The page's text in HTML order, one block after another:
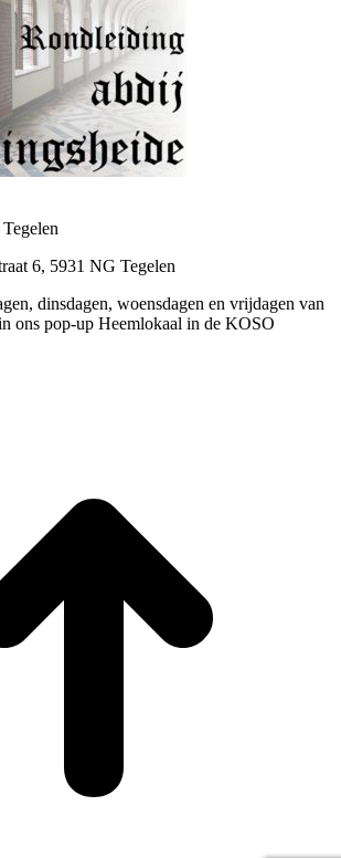
6, 5931 NG Tegelen
dinsdagen, woensdagen en vrijdagen van
ons pop-up Heemlokaal in de KOSO